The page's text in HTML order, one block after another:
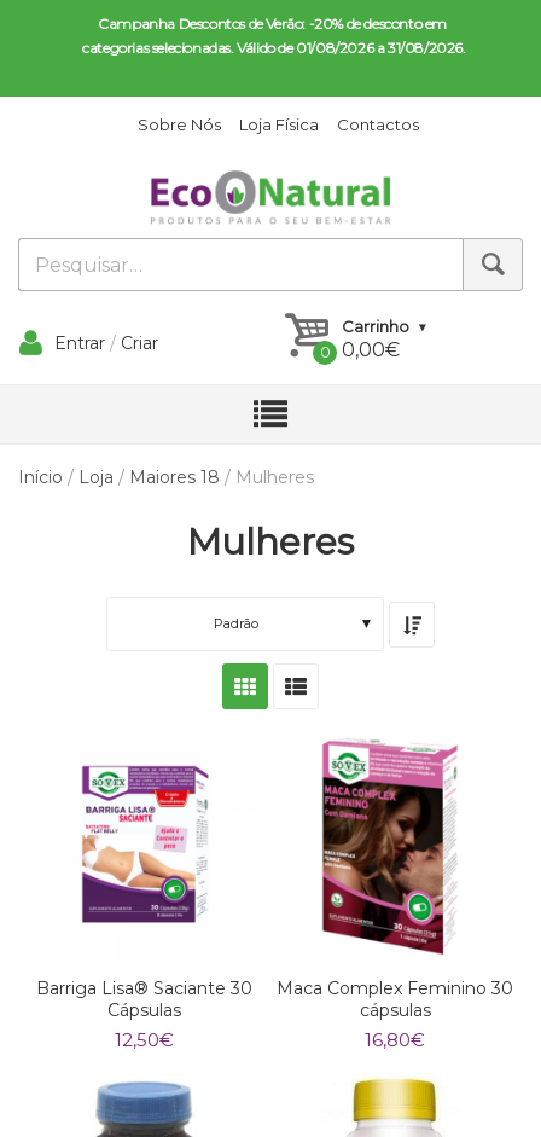
Sobre Nós Loja Física Contactos
Entrar / Criar
Carrinho
0,00€
Início / Loja / Maiores 18 / Mulheres
Mulheres
Padrão
Barriga Lisa® Saciante 30
Cápsulas
12,50€
Maca Complex Feminino 30
cápsulas
16,80€
Campanha Descontos de Verão: -20% de desconto em
categorias selecionadas. Válido de 01/08/2026 a 31/08/2026.